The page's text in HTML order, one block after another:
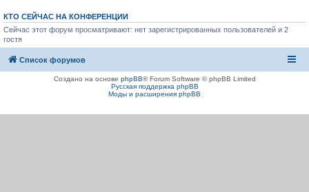
КТО СЕЙЧАС НА КОНФЕРЕНЦИИ
Сейчас этот форум просматривают: нет зарегистрированных пользователей и 2
гостя
Список форумов
Создано на основе phpBB® Forum Software © phpBB Limited
Русская поддержка phpBB
Моды и расширения phpBB